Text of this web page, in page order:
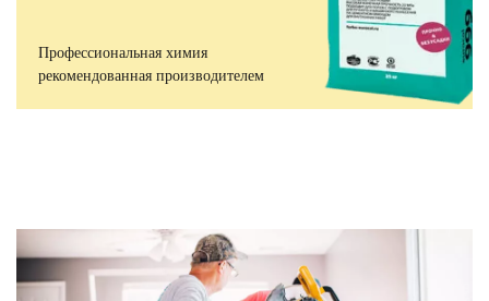
Профессиональная химия
рекомендованная производителем